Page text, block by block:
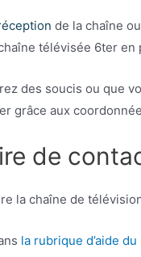
de la chaîne
télévisée 6ter en
des soucis ou que
grâce aux
de
la chaîne de
la rubrique d’aide